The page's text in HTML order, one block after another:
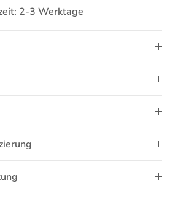
2-3 Werktage